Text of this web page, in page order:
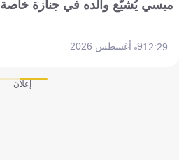
ميسي يُشيّع والده في جنازة خاصة
12:299 أغسطس 2026
إعلان